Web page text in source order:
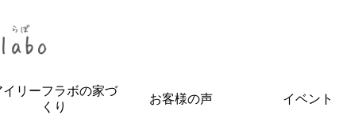
イリーフラボの家づ
くり
お客様の声 イベント